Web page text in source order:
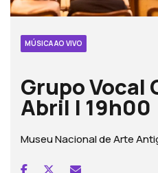
MÚSICA AO VIVO
Grupo Vocal
Abril | 19h00
Museu Nacional de Arte